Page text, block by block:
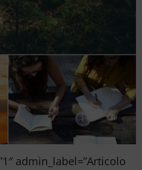
admin_label=”Articolo